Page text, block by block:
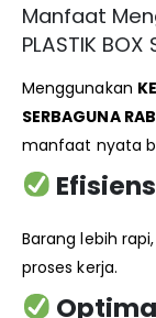
Manfaat
PLASTIK BOX
Menggunakan
SERBAGUNA
manfaat nyata
Barang lebih
proses kerja.